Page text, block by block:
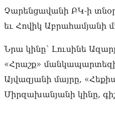
Չարենցավանի ԲԿ-ի
եւ Հովիկ Աբրահամյանի
Նրա կինը՝ Լուսինե
«Հրաշք»
Այվազյանի մայրը,
Միրզախանյանի կինը,